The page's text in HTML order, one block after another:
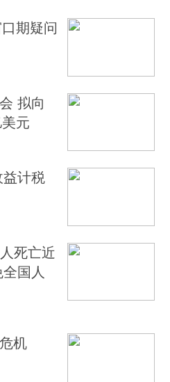
期疑问
拟向
元
计税
死亡近
国人
机